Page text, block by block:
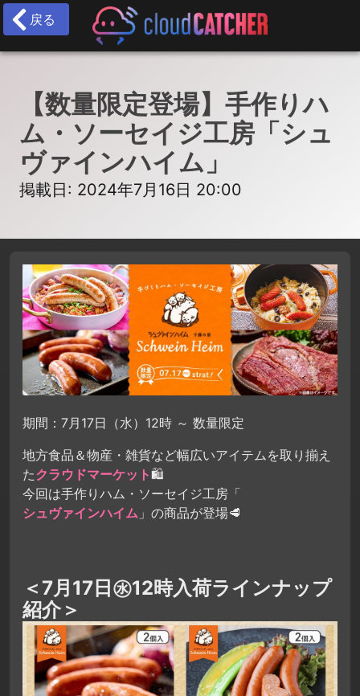
戻る
【数量限定登場】手作りハ
ム・ソーセイジ工房「シュ
ヴァインハイム」
掲載日: 2024年7月16日 20:00
期間：7月17日（水）12時 ～ 数量限定
地方食品＆物産・雑貨など幅広いアイテムを取り揃え
たクラウドマーケット🛍
今回は手作りハム・ソーセイジ工房「
シュヴァインハイム 」の商品が登場🥩
＜7月17日㊌12時入荷ラインナップ
紹介＞